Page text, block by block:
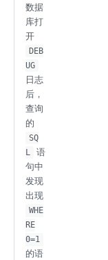
数据
库打
开
DEB
UG
日志
后，
查询
的
SQ
L
语
句中
发现
出现
WHE
RE
0=1
的语